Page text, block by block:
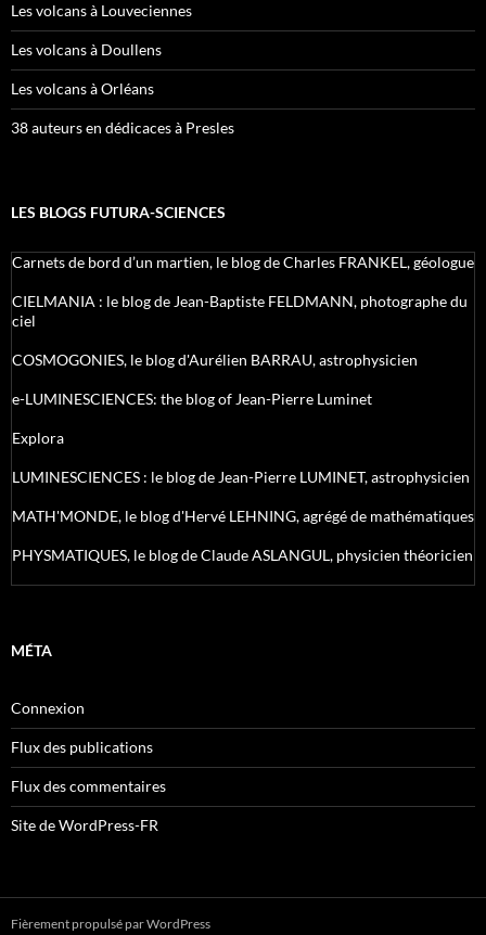
Les volcans à Louveciennes
Les volcans à Doullens
Les volcans à Orléans
38 auteurs en dédicaces à Presles
LES BLOGS FUTURA-SCIENCES
Carnets de bord d’un martien, le blog de Charles FRANKEL, géologue
CIELMANIA : le blog de Jean-Baptiste FELDMANN, photographe du
ciel
COSMOGONIES, le blog d'Aurélien BARRAU, astrophysicien
e-LUMINESCIENCES: the blog of Jean-Pierre Luminet
Explora
LUMINESCIENCES : le blog de Jean-Pierre LUMINET, astrophysicien
MATH'MONDE, le blog d'Hervé LEHNING, agrégé de mathématiques
PHYSMATIQUES, le blog de Claude ASLANGUL, physicien théoricien
MÉTA
Connexion
Flux des publications
Flux des commentaires
Site de WordPress-FR
Fièrement propulsé par WordPress